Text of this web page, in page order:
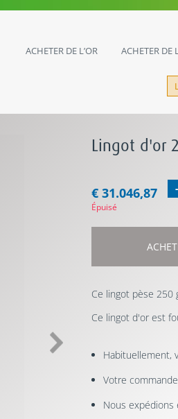
ACHETER DE L’OR ACHETER DE
Lingot d'or
€ 31.046,87 -
Épuisé
Ce lingot pèse
Ce lingot d'or est
Habituellement,
Votre
Nous expédions